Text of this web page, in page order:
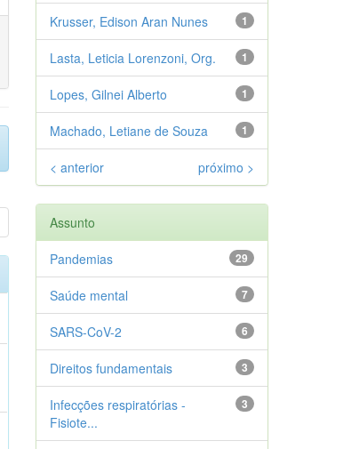
1
Krusser, Edison Aran Nunes
1
Lasta, Leticia Lorenzoni, Org.
1
Lopes, Gilnei Alberto
1
Machado, Letiane de Souza
< anterior próximo >
Assunto
29
Pandemias
7
Saúde mental
6
SARS-CoV-2
3
Direitos fundamentais
3
Infecções respiratórias -
Fisiote...